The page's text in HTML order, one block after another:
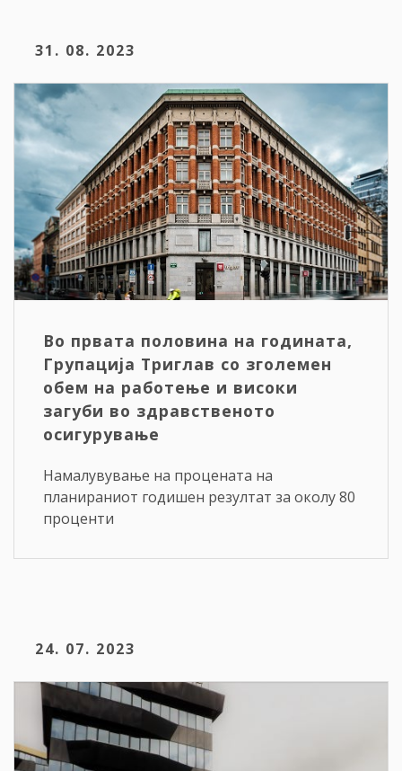
31. 08. 2023
Во првата половина на годината,
Групација Триглав со зголемен
обем на работење и високи
загуби во здравственото
осигурување
Намалувување на процената на
планираниот годишен резултат за околу 80
проценти
24. 07. 2023